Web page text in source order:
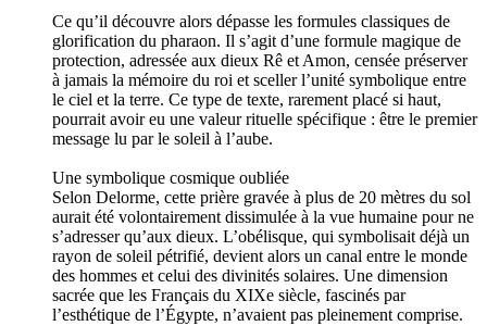
Ce qu’il découvre alors dépasse les formules classiques de
glorification du pharaon. Il s’agit d’une formule magique de
protection, adressée aux dieux Rê et Amon, censée préserver
à jamais la mémoire du roi et sceller l’unité symbolique entre
le ciel et la terre. Ce type de texte, rarement placé si haut,
pourrait avoir eu une valeur rituelle spécifique : être le premier
message lu par le soleil à l’aube.
Une symbolique cosmique oubliée
Selon Delorme, cette prière gravée à plus de 20 mètres du sol
aurait été volontairement dissimulée à la vue humaine pour ne
s’adresser qu’aux dieux. L’obélisque, qui symbolisait déjà un
rayon de soleil pétrifié, devient alors un canal entre le monde
des hommes et celui des divinités solaires. Une dimension
sacrée que les Français du XIXe siècle, fascinés par
l’esthétique de l’Égypte, n’avaient pas pleinement comprise.